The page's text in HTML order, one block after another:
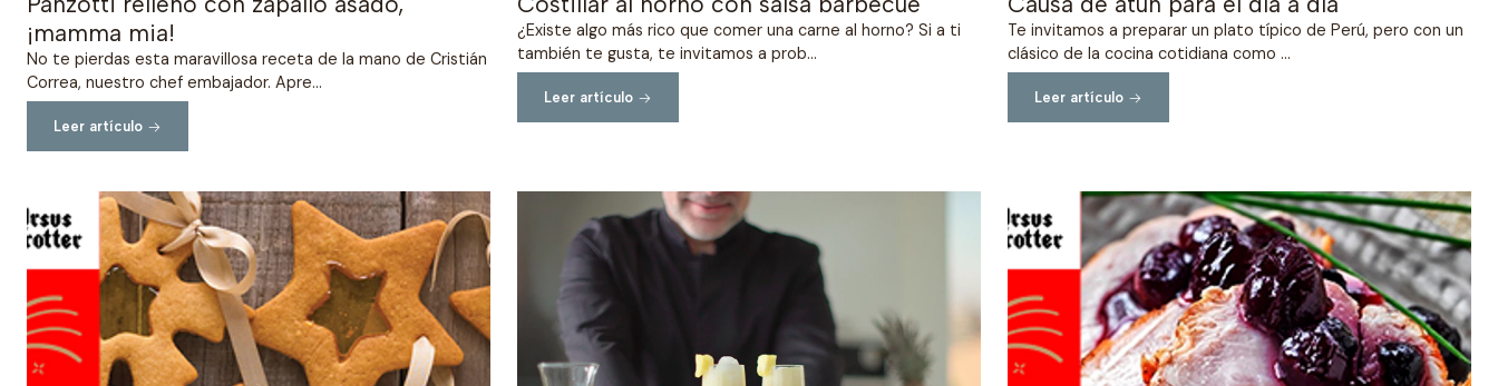
¡mamma mia!
No te pierdas esta maravillosa receta de la mano de Cristián
Correa, nuestro chef embajador. Apre...
Leer artículo
¿Existe algo más rico que comer una carne al horno? Si a ti
también te gusta, te invitamos a prob...
Leer artículo
Te invitamos a preparar un plato típico de Perú, pero con un
clásico de la cocina cotidiana como ...
Leer artículo